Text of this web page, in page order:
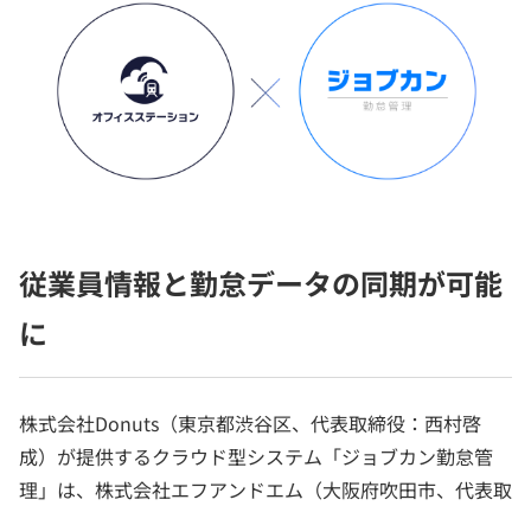
従業員情報と勤怠データの同期が可能
に
株式会社Donuts（東京都渋谷区、代表取締役：西村啓
成）が提供するクラウド型システム「ジョブカン勤怠管
理」は、株式会社エフアンドエム（大阪府吹田市、代表取